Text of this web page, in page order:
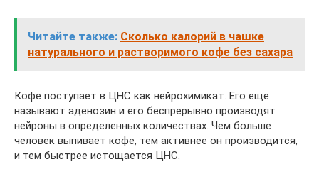
Читайте также: Сколько калорий в чашке
натурального и растворимого кофе без сахара
Кофе поступает в ЦНС как нейрохимикат. Его еще
называют аденозин и его беспрерывно производят
нейроны в определенных количествах. Чем больше
человек выпивает кофе, тем активнее он производится,
и тем быстрее истощается ЦНС.